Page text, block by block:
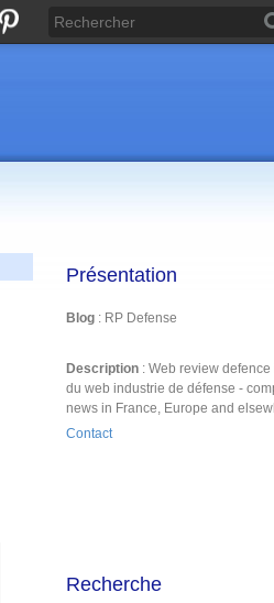
Présentation
Blog : RP Defense
Description : Web review
du web industrie de défense -
news in France, Europe and
Contact
Recherche